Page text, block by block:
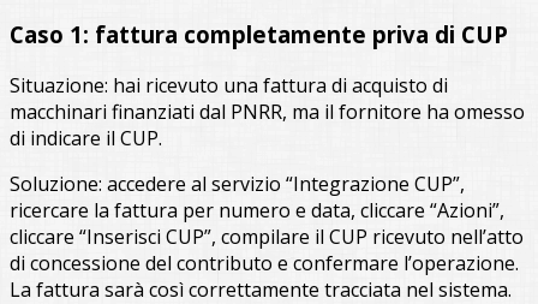
Caso 1: fattura completamente priva di CUP
Situazione: hai ricevuto una fattura di acquisto di
macchinari finanziati dal PNRR, ma il fornitore ha omesso
di indicare il CUP.
Soluzione: accedere al servizio “Integrazione CUP”,
ricercare la fattura per numero e data, cliccare “Azioni”,
cliccare “Inserisci CUP”, compilare il CUP ricevuto nell’atto
di concessione del contributo e confermare l’operazione.
La fattura sarà così correttamente tracciata nel sistema.